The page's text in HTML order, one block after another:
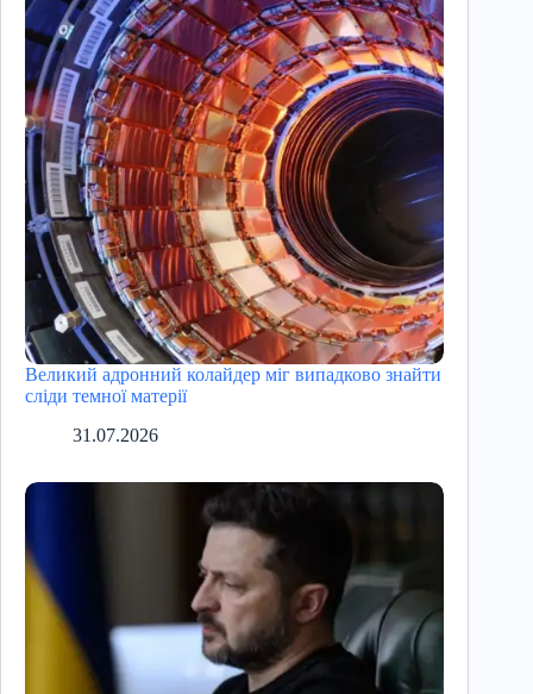
Великий адронний колайдер міг випадково знайти
сліди темної матерії
31.07.2026